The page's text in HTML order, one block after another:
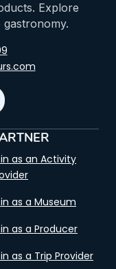
Explore
gastronomy.
as an Activity
as a Museum
as a Producer
as a Trip Provider